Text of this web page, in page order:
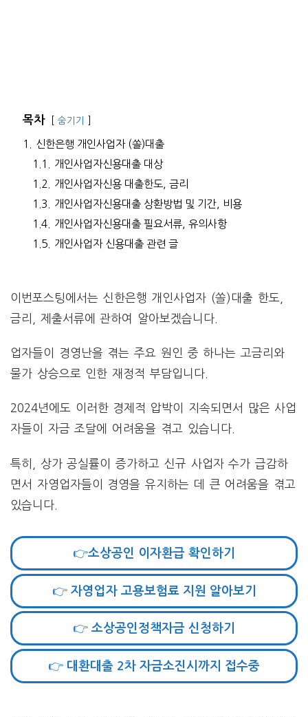
목차 숨기기
1.
신한은행 개인사업자 (쏠)대출
1.1.
개인사업자신용대출 대상
1.2.
개인사업자신용 대출한도, 금리
1.3.
개인사업자신용대출 상환방법 및 기간, 비용
1.4.
개인사업자신용대출 필요서류, 유의사항
1.5.
개인사업자 신용대출 관련 글
이번포스팅에서는 신한은행 개인사업자 (쏠)대출 한도,
금리, 제출서류에 관하여 알아보겠습니다.
업자들이 경영난을 겪는 주요 원인 중 하나는 고금리와
물가 상승으로 인한 재정적 부담입니다.
2024년에도 이러한 경제적 압박이 지속되면서 많은 사업
자들이 자금 조달에 어려움을 겪고 있습니다.
특히, 상가 공실률이 증가하고 신규 사업자 수가 급감하
면서 자영업자들이 경영을 유지하는 데 큰 어려움을 겪고
있습니다.
👉소상공인 이자환급 확인하기
👉 자영업자 고용보험료 지원 알아보기
👉 소상공인정책자금 신청하기
👉 대환대출 2차 자금소진시까지 접수중